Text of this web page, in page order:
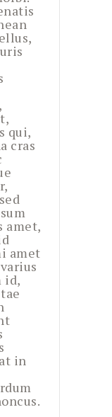
qui,
cras
amet,
amet
id,
in